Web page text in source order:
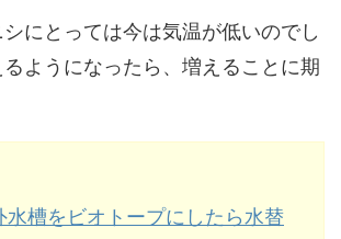
にとっては今は気温が低いのでし
るようになったら、増えることに期
水槽をビオトープにしたら水替